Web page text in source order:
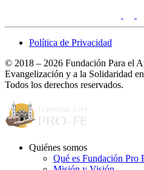
Política de Privacidad
© 2018 – 2026 Fundación Para el
Evangelización y a la Solidaridad
Todos los derechos reservados.
Quiénes somos
Qué es Fundación Pro